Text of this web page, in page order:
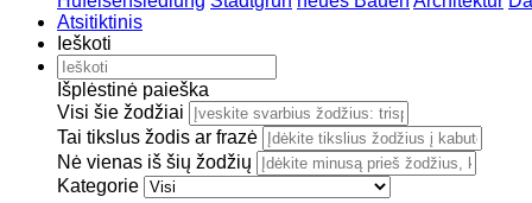
Atsitiktinis
Ieškoti
Išplėstinė paieška
Visi šie žodžiai
Tai tikslus žodis ar frazė
Nė vienas iš šių žodžių
Kategorie